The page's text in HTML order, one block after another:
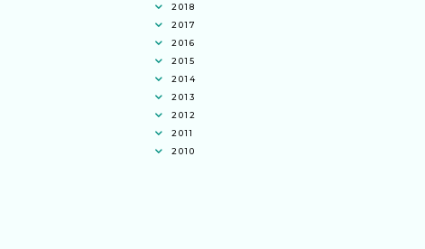
2018
2017
2016
2015
2014
2013
2012
2011
2010